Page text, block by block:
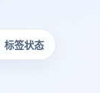
标签状态